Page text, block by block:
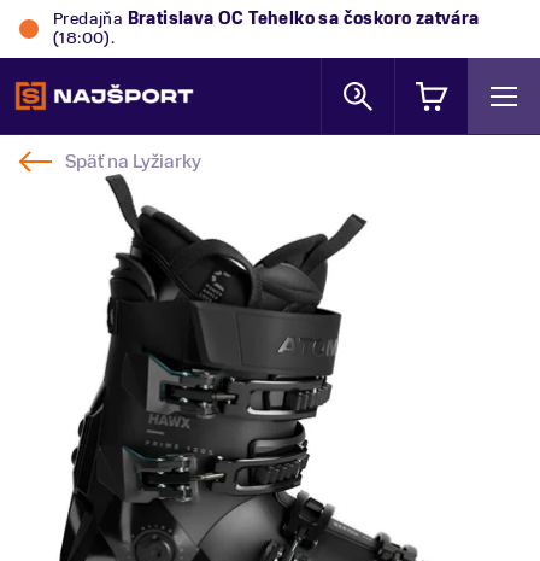
Predajňa Bratislava OC Tehelkosa čoskoro zatvára
(18:00).
Späť na Lyžiarky